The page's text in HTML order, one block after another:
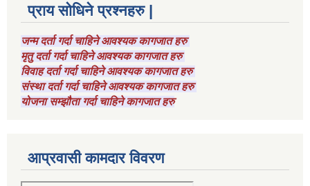
प्राय सोधिने प्रश्नहरु |
जन्म दर्ता गर्दा चाहिने आवश्यक कागजात हरु
मृतु दर्ता गर्दा चाहिने आवश्यक कागजात हरु
विवाह दर्ता गर्दा चाहिने आवश्यक कागजात हरु
संस्था दर्ता गर्दा चाहिने आवश्यक कागजात हरु
योजना सम्झौता गर्दा चाहिने कागजात हरु
आप्रवासी कामदार विवरण